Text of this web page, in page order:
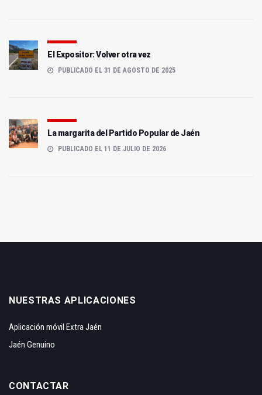
El Expositor: Volver otra vez
PUBLICADO EL 31 DE AGOSTO DE 2025
La margarita del Partido Popular de Jaén
PUBLICADO EL 11 DE JULIO DE 2026
NUESTRAS APLICACIONES
Aplicación móvil Extra Jaén
Jaén Genuino
CONTACTAR